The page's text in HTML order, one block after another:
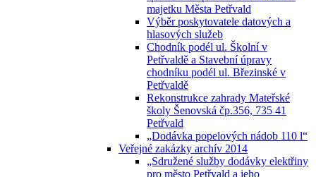
majetku Města Petřvald
Výběr poskytovatele datových a
hlasových služeb
Chodník podél ul. Školní v
Petřvaldě a Stavební úpravy
chodníku podél ul. Březinské v
Petřvaldě
Rekonstrukce zahrady Mateřské
školy Šenovská čp.356, 735 41
Petřvald
„Dodávka popelových nádob 110 l“
Veřejné zakázky archív 2014
„Sdružené služby dodávky elektřiny
pro město Petřvald a jeho